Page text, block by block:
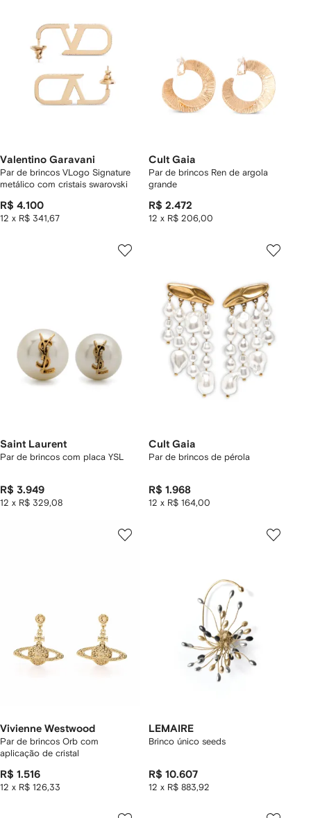
Valentino Garavani
Par de brincos VLogo Signature
metálico com cristais swarovski
R$ 4.100
12 x R$ 341,67
Cult Gaia
Par de brincos Ren de argola
grande
R$ 2.472
12 x R$ 206,00
Saint Laurent
Par de brincos com placa YSL
R$ 3.949
12 x R$ 329,08
Cult Gaia
Par de brincos de pérola
R$ 1.968
12 x R$ 164,00
Vivienne Westwood
Par de brincos Orb com
aplicação de cristal
R$ 1.516
12 x R$ 126,33
LEMAIRE
Brinco único seeds
R$ 10.607
12 x R$ 883,92